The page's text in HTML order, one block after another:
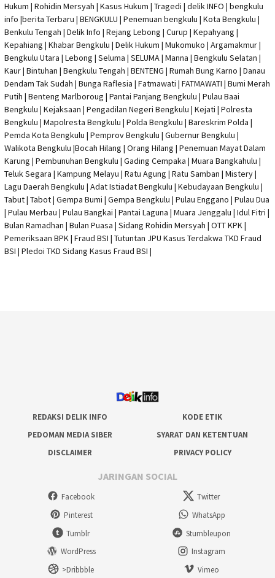
Hukum | Rohidin Mersyah | Kasus Hukum | Tragedi | delik INFO | bengkulu
info |berita Terbaru | BENGKULU | Penemuan bengkulu | Kota Bengkulu |
Benkulu Tengah | Delik Info | Rejang Lebong | Curup | Kepahyang |
Kepahiang | Khabar Bengkulu | Delik Hukum | Mukomuko | Argamakmur |
Bengkulu Utara | Lebong | Seluma | SELUMA | Manna | Bengkulu Selatan |
Kaur | Bintuhan | Bengkulu Tengah | BENTENG | Rumah Bung Karno | Danau
Dendam Tak Sudah | Bunga Raflesia | Fatmawati | FATMAWATI | Bumi Merah
Putih | Benteng Marlboroug | Pantai Panjang Bengkulu | Pulau Baai
Bengkulu | Kejaksaan | Pengadilan Negeri Bengkulu | Kejati | Polresta
Bengkulu | Mapolresta Bengkulu | Polda Bengkulu | Bareskrim Polda |
Pemda Kota Bengkulu | Pemprov Bengkulu | Gubernur Bengkulu |
Walikota Bengkulu |Bocah Hilang | Orang Hilang | Penemuan Mayat Dalam
Karung | Pembunuhan Bengkulu | Gading Cempaka | Muara Bangkahulu |
Teluk Segara | Kampung Melayu | Ratu Agung | Ratu Samban | Mistery |
Lagu Daerah Bengkulu | Adat Istiadat Bengkulu | Kebudayaan Bengkulu |
Tabut | Tabot | Gempa Bumi | Gempa Bengkulu | Pulau Enggano | Pulau Dua
| Pulau Merbau | Pulau Bangkai | Pantai Laguna | Muara Jenggalu | Idul Fitri |
Bulan Ramadhan | Bulan Puasa | Sidang Rohidin Mersyah | OTT KPK|
Pemeriksaan BPK | Fraud BSI | Tutuntan JPU Kasus Terdakwa TKD Fraud
BSI | Pledoi TKD Sidang Kasus Fraud BSI |
REDAKSI DELIK INFO
KODE ETIK
PEDOMAN MEDIA SIBER
SYARAT DAN KETENTUAN
DISCLAIMER
PRIVACY POLICY
JARINGAN SOCIAL
Facebook
Twitter
Pinterest
WhatsApp
Tumblr
Stumbleupon
WordPress
Instagram
>Dribbble
Vimeo